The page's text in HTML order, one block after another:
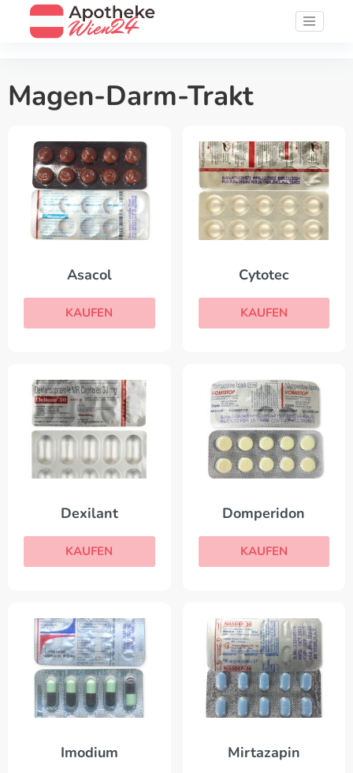
Magen-Darm-Trakt
Asacol
KAUFEN
Cytotec
KAUFEN
Dexilant
KAUFEN
Domperidon
KAUFEN
Imodium Mirtazapin